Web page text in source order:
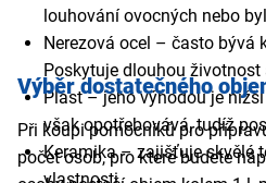
louhování ovocných nebo
Nerezová ocel – často bývá
Poskytuje dlouhou životnost
Plast – jeho výhodou je
však opotřebovává, tudíž
Keramika – zajišťuje skvělé
Výběr dostatečného
Při koupi pomocníků pro
počet osob, pro které budete